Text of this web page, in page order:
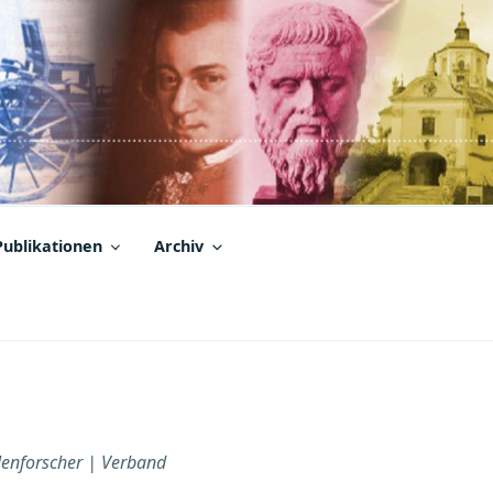
Archiv
| Verband